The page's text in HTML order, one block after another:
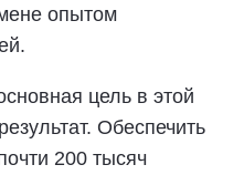
опытом
цель в этой
Обеспечить
200 тысяч